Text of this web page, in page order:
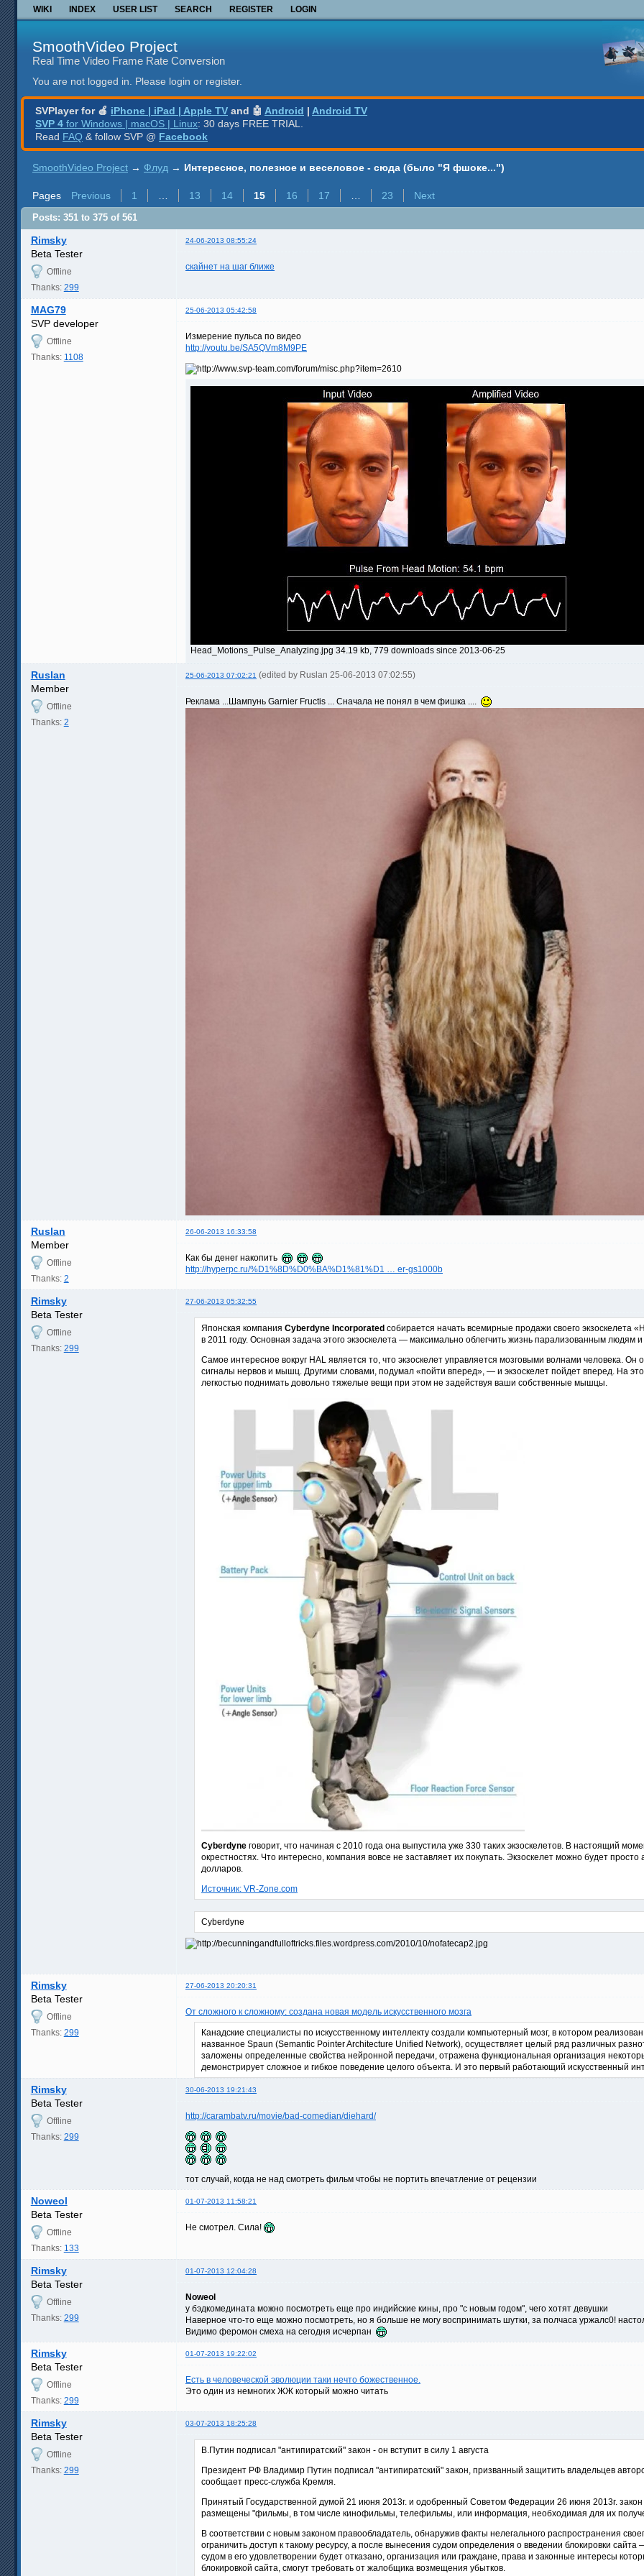
WIKI INDEX USER LIST SEARCH REGISTER LOGIN
SmoothVideo Project
Real Time Video Frame Rate Conversion
You are not logged in. Please login or register.
SVPlayer for 🍎 iPhone | iPad | Apple TV and 🤖 Android | Android TV
SVP 4 for Windows | macOS | Linux: 30 days FREE TRIAL.
Read FAQ & follow SVP @ Facebook
SmoothVideo Project → Флуд → Интересное, полезное и веселовое - сюда (было "Я фшоке...")
Pages Previous 1 13 14 15 16 17 23 Next
Posts: 351 to 375 of 561
Rimsky 24-06-2013 08:55:24
Beta Tester
Offline
Thanks: 299
скайнет на шаг ближе
MAG79 25-06-2013 05:42:58
SVP developer
Offline
Thanks: 1108
Измерение пульса по видео
http://youtu.be/SA5QVm8M9PE
Head_Motions_Pulse_Analyzing.jpg 34.19 kb, 779 downloads since 2013-06-25
Ruslan 25-06-2013 07:02:21 (edited by Ruslan 25-06-2013 07:02:55)
Member
Offline
Thanks: 2
Реклама ...Шампунь Garnier Fructis ... Сначала не понял в чем фишка ....
Ruslan 26-06-2013 16:33:58
Member
Offline
Thanks: 2
Как бы денег накопить
http://hyperpc.ru/%D1%8D%D0%BA%D1%81%D1 … er-gs1000b
Rimsky 27-06-2013 05:32:55
Beta Tester
Offline
Thanks: 299
Японская компания Cyberdyne Incorporated собирается начать всемирные продажи своего экзоскелета
в 2011 году. Основная задача этого экзоскелета — максимально облегчить жизнь парализованным людям
Самое интересное вокруг HAL является то, что экзоскелет управляется мозговыми волнами человека.
сигналы нервов и мышц. Другими словами, подумал «пойти вперед», — и экзоскелет пойдет вперед. На
легкостью поднимать довольно тяжелые вещи при этом не задействуя ваши собственные мышцы.
Cyberdyne говорит, что начиная с 2010 года она выпустила уже 330 таких экзоскелетов. В настоящий
окрестностях. Что интересно, компания вовсе не заставляет их покупать. Экзоскелет можно будет
долларов.
Источник: VR-Zone.com
Cyberdyne
Rimsky 27-06-2013 20:20:31
Beta Tester
Offline
Thanks: 299
От сложного к сложному: создана новая модель искусственного мозга
Канадские специалисты по искусственному интеллекту создали компьютерный мозг, в котором
названное Spaun (Semantic Pointer Architecture Unified Network), осуществляет целый ряд различных
заложены определенные свойства нейронной передачи, отражена функциональная организация
демонстрирует сложное и гибкое поведение целого объекта. И это первый работающий искусственный
Rimsky 30-06-2013 19:21:43
Beta Tester
Offline
Thanks: 299
http://carambatv.ru/movie/bad-comedian/diehard/
тот случай, когда не над смотреть фильм чтобы не портить впечатление от рецензии
Noweol 01-07-2013 11:58:21
Beta Tester
Offline
Thanks: 133
Не смотрел. Сила!
Rimsky 01-07-2013 12:04:28
Beta Tester
Offline
Thanks: 299
Noweol
у бэдкомедината можно посмотреть еще про индийские кины, про "с новым годом", чего хотят девушки
Наверное что-то еще можно посмотреть, но я больше не могу воспринимать шутки, за полчаса уржалс0!
Видимо феромон смеха на сегодня исчерпан
Rimsky 01-07-2013 19:22:02
Beta Tester
Offline
Thanks: 299
Есть в человеческой эволюции таки нечто божественное.
Это один из немногих ЖЖ который можно читать
Rimsky 03-07-2013 18:25:28
Beta Tester
Offline
Thanks: 299
В.Путин подписал "антипиратский" закон - он вступит в силу 1 августа
Президент РФ Владимир Путин подписал "антипиратский" закон, призванный защитить владельцев
сообщает пресс-служба Кремля.
Принятый Государственной думой 21 июня 2013г. и одобренный Советом Федерации 26 июня 2013г. закон
размещены "фильмы, в том числе кинофильмы, телефильмы, или информация, необходимая для их
В соответствии с новым законом правообладатель, обнаружив факты нелегального распространения
ограничить доступ к такому ресурсу, а после вынесения судом определения о введении блокировки
судом в его удовлетворении будет отказано, организация или граждане, права и законные интересы
блокировкой сайта, смогут требовать от жалобщика возмещения убытков.